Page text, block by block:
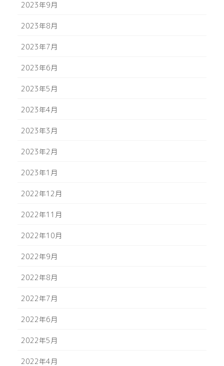
2023年9月
2023年8月
2023年7月
2023年6月
2023年5月
2023年4月
2023年3月
2023年2月
2023年1月
2022年12月
2022年11月
2022年10月
2022年9月
2022年8月
2022年7月
2022年6月
2022年5月
2022年4月